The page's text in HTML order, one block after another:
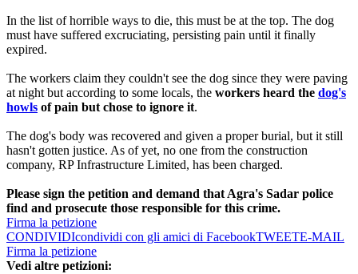
In the list of horrible ways to die, this must be at the top. The dog
must have suffered excruciating, persisting pain until it finally
expired.
The workers claim they couldn't see the dog since they were paving
at night but according to some locals, the workers heard the dog's
howls of pain but chose to ignore it.
The dog's body was recovered and given a proper burial, but it still
hasn't gotten justice. As of yet, no one from the construction
company, RP Infrastructure Limited, has been charged.
Please sign the petition and demand that Agra's Sadar police
find and prosecute those responsible for this crime.
Firma la petizione
CONDIVIDIcondividi con gli amici di FacebookTWEETE-MAIL
Firma la petizione
Vedi altre petizioni: